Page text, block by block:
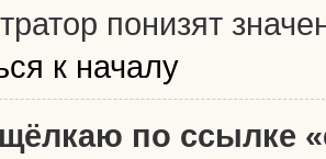
понизят
к началу
по ссылке